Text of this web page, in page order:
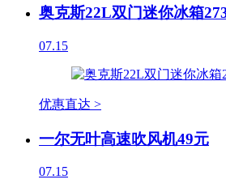
奥克斯22L双门迷你冰箱
07.15
优惠直达 >
一尔无叶高速吹风机49元
07.15